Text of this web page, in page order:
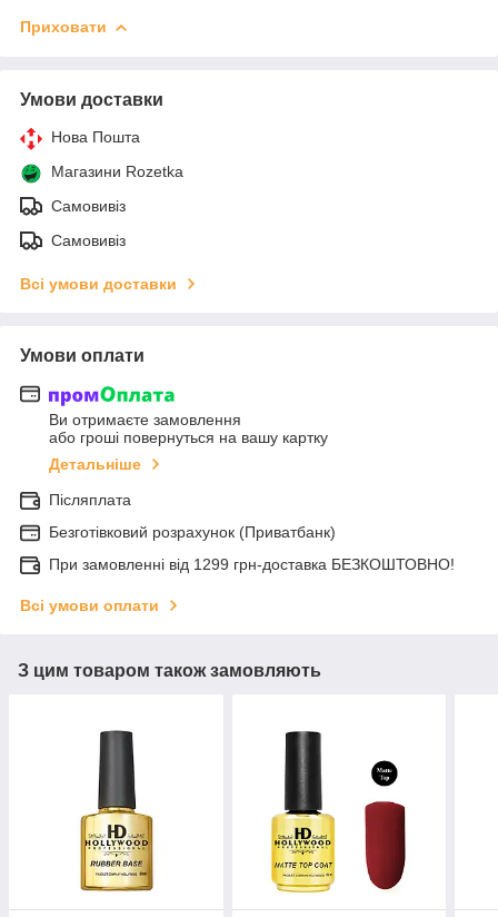
Приховати
Умови доставки
Нова Пошта
Магазини Rozetka
Самовивіз
Самовивіз
Всі умови доставки
Умови оплати
Ви отримаєте замовлення
або гроші повернуться на вашу картку
Детальніше
Післяплата
Безготівковий розрахунок (Приватбанк)
При замовленні від 1299 грн-доставка БЕЗКОШТОВНО!
Всі умови оплати
З цим товаром також замовляють